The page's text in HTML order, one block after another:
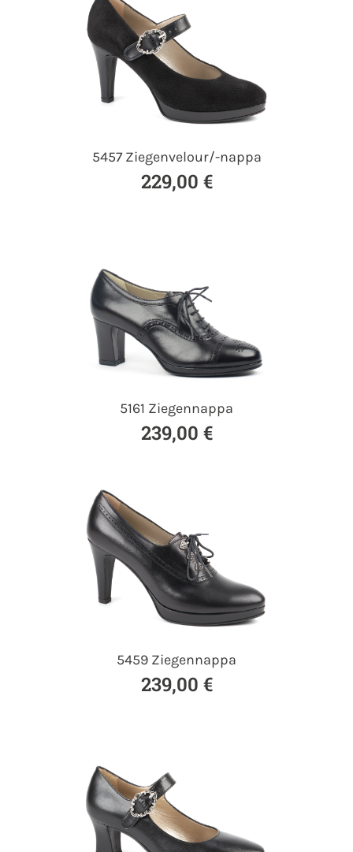
5457 Ziegenvelour/-nappa
229,00 €
5161 Ziegennappa
239,00 €
5459 Ziegennappa
239,00 €